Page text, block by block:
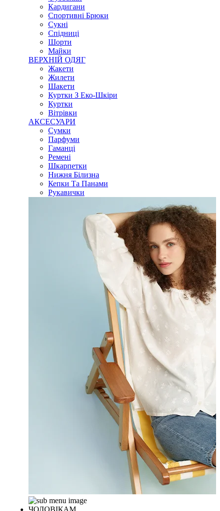
Кардигани
Спортивні Брюки
Сукні
Спідниці
Шорти
Майки
ВЕРХНІЙ ОДЯГ
Жакети
Жилети
Шакети
Куртки З Еко-Шкіри
Куртки
Вітрівки
АКСЕСУАРИ
Сумки
Парфуми
Гаманці
Ремені
Шкарпетки
Нижня Білизна
Кепки Та Панами
Рукавички
ЧОЛОВІКАМ